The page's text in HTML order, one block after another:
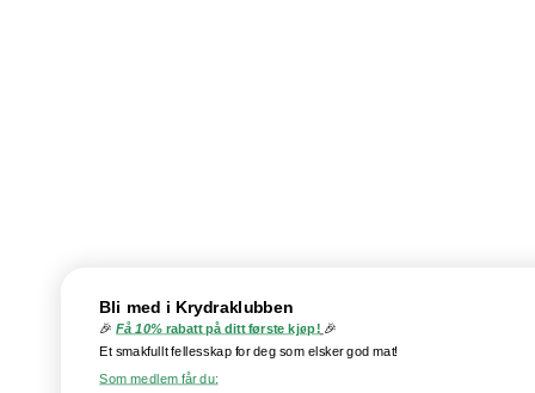
Bli med i Krydraklubben
🎉 Få 10%rabatt på ditt første kjøp! 🎉
Et smakfullt fellesskap for deg som elsker god mat!
Som medlem får du: